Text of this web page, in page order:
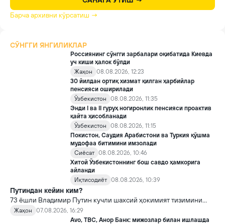
Барча архивни кўрсатиш →
СЎНГГИ ЯНГИЛИКЛАР
Россиянинг сўнгги зарбалари оқибатида Киевда
уч киши ҳалок бўлди
Жаҳон
08.08.2026, 12:23
30 йилдан ортиқ хизмат қилган ҳарбийлар
пенсияси оширилади
Ўзбекистон
08.08.2026, 11:35
Энди I ва II гуруҳ ногиронлик пенсияси проактив
қайта ҳисобланади
Ўзбекистон
08.08.2026, 11:15
Покистон, Саудия Арабистони ва Туркия қўшма
мудофаа битимини имзолади
Сиёсат 08.08.2026, 10:46
Хитой Ўзбекистоннинг бош савдо ҳамкорига
айланди
Иқтисодиёт 08.08.2026, 10:39
Путиндан кейин ким?
73 ёшли Владимир Путин кучли шахсий ҳокимият тизимини
яратди, аммо ундан кейин ким келиши ва ҳокимиятни
топшириш механизми ҳали ноаниқ. Таҳлилчилар фикрича, бу
Жаҳон
07.08.2026, 16:29
Avo, TBC, Анор Банк: мижозлар билан ишлашда